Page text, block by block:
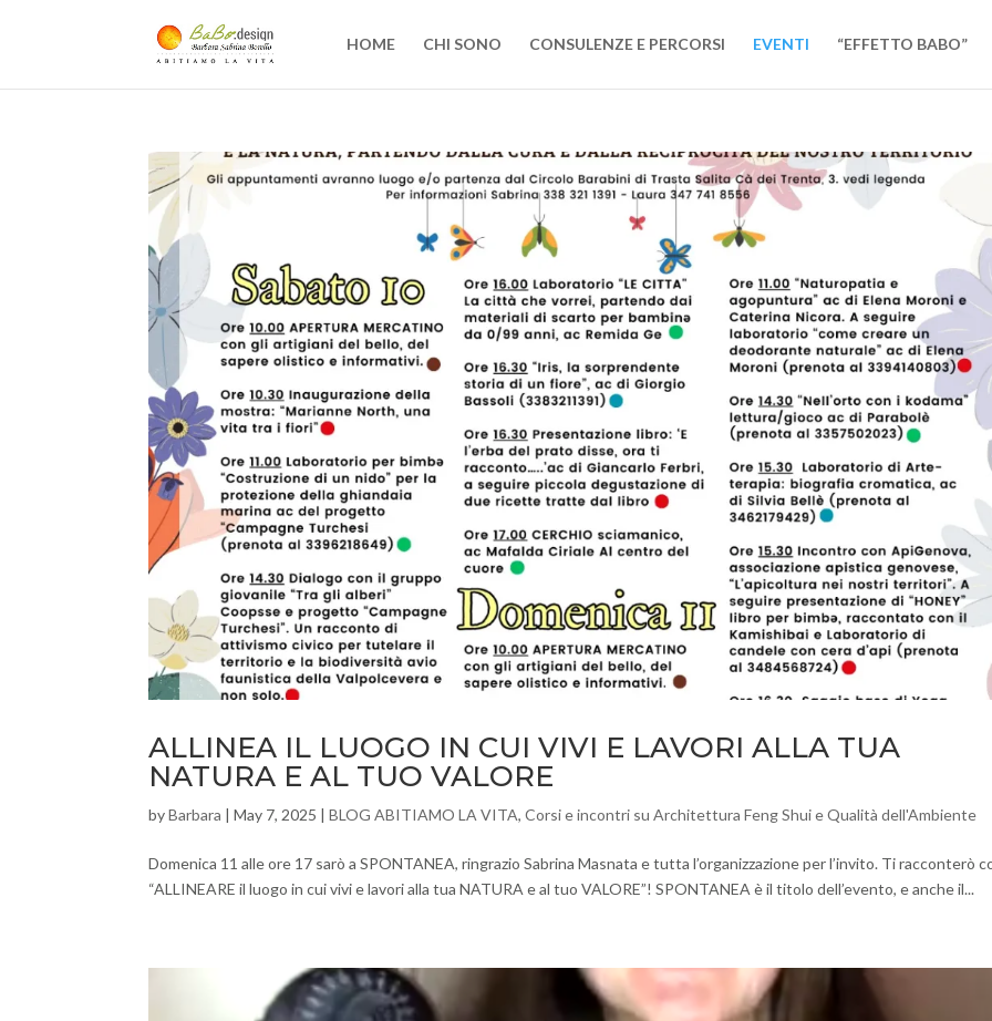
HOME CHI SONO CONSULENZE E PERCORSI EVENTI “EFFETTO BABO”
ALLINEA IL LUOGO IN CUI VIVI E LAVORI ALLA TUA
NATURA E AL TUO VALORE
byBarbara |May 7, 2025 |BLOG ABITIAMO LA VITA,Corsi e incontri su Architettura Feng Shui e Qualità dell'Ambiente
Domenica 11 alle ore 17 sarò a SPONTANEA, ringrazio Sabrina Masnata e tutta l’organizzazione per l’invito. Ti racconterò
“ALLINEARE il luogo in cui vivi e lavori alla tua NATURA e al tuo VALORE”! SPONTANEA è il titolo dell’evento, e anche il...